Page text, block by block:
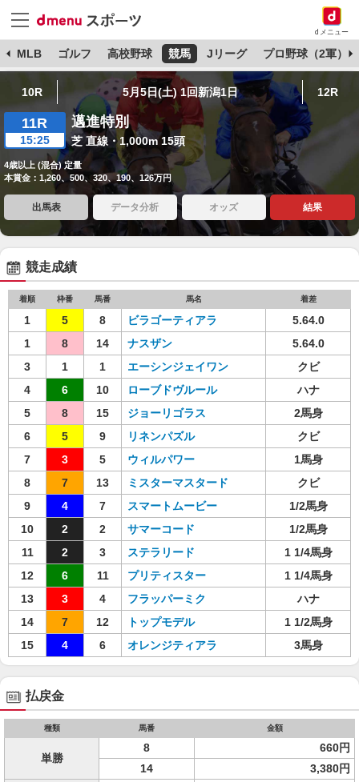
dメニュー
MLB ゴルフ 高校野球 競馬 Jリーグ プロ野球（2軍）
10R 5月5日(土) 1回新潟1日 12R
11R
15:25
邁進特別
芝 直線・1,000m 15頭
4歳以上 (混合) 定量
本賞金：1,260、500、320、190、126万円
出馬表 データ分析 オッズ 結果
競走成績
着順 枠番 馬番 馬名 着差
1 5 8 ビラゴーティアラ
5.64.0
1
8 14 ナスザン
5.64.0
3
1 1 エーシンジェイワン
クビ
4
6 10 ローブドヴルール
ハナ
5
8 15 ジョーリゴラス
2馬身
6
5 9 リネンパズル
クビ
7
3 5 ウィルパワー
1馬身
8
7 13 ミスターマスタード
クビ
9
4 7 スマートムービー
1/2馬身
10
2 2 サマーコード
1/2馬身
11
2 3 ステラリード
1 1/4馬身
12
6 11 プリティスター
1 1/4馬身
13
3 4 フラッパーミク
ハナ
14
7 12 トップモデル
1 1/2馬身
15
4 6 オレンジティアラ 3馬身
払戻金
種類 馬番 金額
単勝
8
660円
14
3,380円